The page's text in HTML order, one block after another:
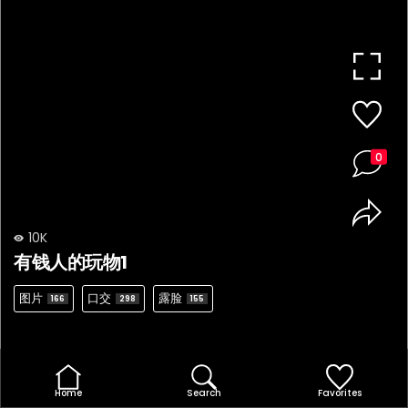
10K
有钱人的玩物1
图片 166 口交 298 露脸 155
0
Home Search Favorites